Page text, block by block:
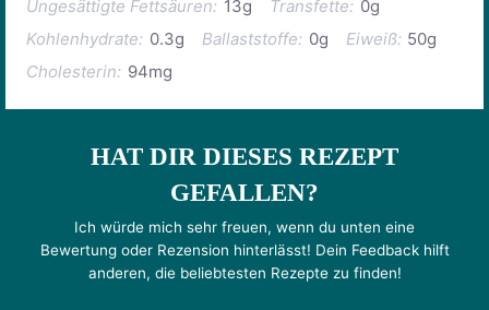
Ungesättigte Fettsäuren: 13g Transfette: 0g
Kohlenhydrate: 0.3g Ballaststoffe: 0g Eiweiß: 50g
Cholesterin: 94mg
HAT DIR DIESES REZEPT
GEFALLEN?
Ich würde mich sehr freuen, wenn du unten eine
Bewertung oder Rezension hinterlässt! Dein Feedback hilft
anderen, die beliebtesten Rezepte zu finden!